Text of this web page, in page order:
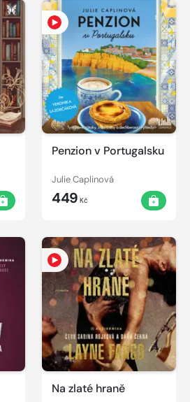
Penzion v Portugalsku
Julie Caplinová
449 Kč
Na zlaté hraně